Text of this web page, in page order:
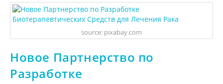
source: pixabay.com
Новое Партнерство по
Разработке